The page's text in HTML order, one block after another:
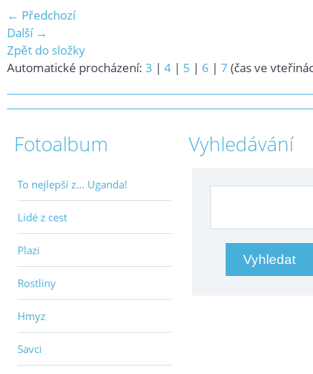
← Předchozí
Další →
Zpět do složky
Automatické procházení: 3 | 4 | 5 | 6 | 7 (čas ve
Fotoalbum
To nejlepší z... Uganda!
Lidé z cest
Plazi
Rostliny
Hmyz
Savci
Vyhledávání